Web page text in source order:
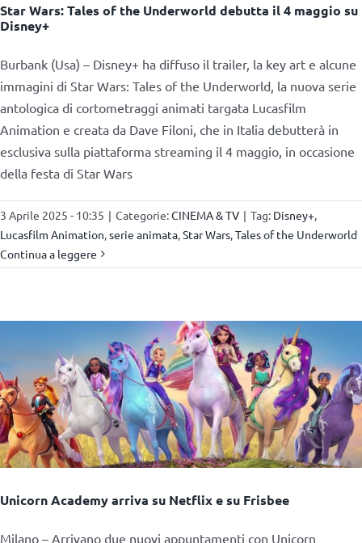
Star Wars: Tales of the Underworld debutta il 4 maggio su
Disney+
Burbank (Usa) – Disney+ ha diffuso il trailer, la key art e alcune
immagini di Star Wars: Tales of the Underworld, la nuova serie
antologica di cortometraggi animati targata Lucasfilm
Animation e creata da Dave Filoni, che in Italia debutterà in
esclusiva sulla piattaforma streaming il 4 maggio, in occasione
della festa di Star Wars
3 Aprile 2025 - 10:35 | Categorie:CINEMA & TV | Tag: Disney+
Lucasfilm Animation serie animata Star Wars Tales of the Underworld
Continua a leggere
Unicorn Academy arriva su Netflix e su Frisbee
Milano – Arrivano due nuovi appuntamenti con Unicorn